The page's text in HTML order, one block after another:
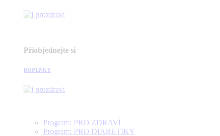
Přiobjednejte si
DOPLŇKY
Program: PRO ZDRAVÍ
Program: PRO DIABETIKY